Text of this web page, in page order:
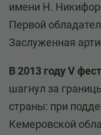
имени Н.
Первой
Заслуженная
В 2013 году V
шагнул за
страны: при
Кемеровской